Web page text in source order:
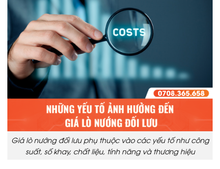
Giá lò nướng đối lưu phụ thuộc vào các yếu tố như công
suất, số khay, chất liệu, tính năng và thương hiệu